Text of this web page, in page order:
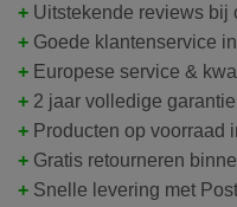
+ Uitstekende reviews bij
+ Goede klantenservice
+ Europese service &
+ 2 jaar volledige garantie
+ Producten op voorraad
+ Gratis retourneren
+ Snelle levering met